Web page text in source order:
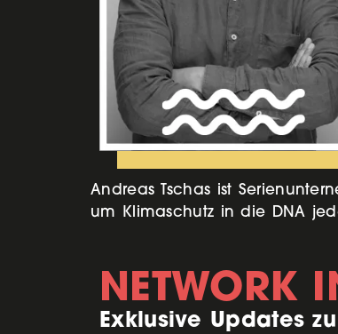
Andreas Tschas ist
um Klimaschutz in die DNA
NETWORK
Exklusive Updates